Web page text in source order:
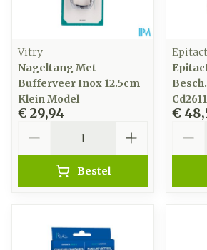
Vitry
Nageltang Met
Bufferveer Inox 12.5cm
Klein Model
€ 29,94
Bestel
Epitact
Cd2611
€